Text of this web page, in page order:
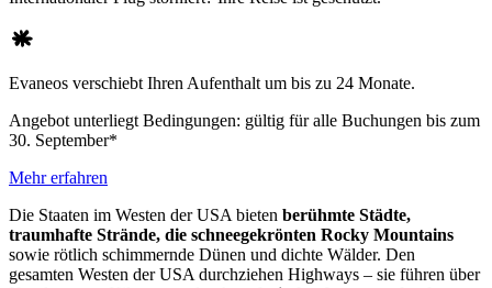
Evaneos verschiebt Ihren Aufenthalt um bis zu 24 Monate.
Angebot unterliegt Bedingungen: gültig für alle Buchungen bis zum
30. September*
Mehr erfahren
Die Staaten im Westen der USA bieten berühmte Städte,
traumhafte Strände, die schneegekrönten Rocky Mountains
sowie rötlich schimmernde Dünen und dichte Wälder. Den
gesamten Westen der USA durchziehen Highways – sie führen über